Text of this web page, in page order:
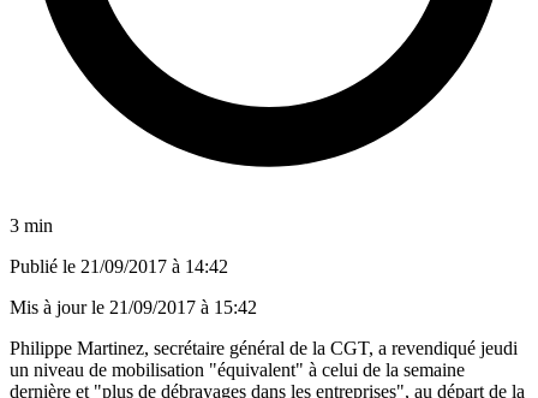
3 min
Publié le 21/09/2017 à 14:42
Mis à jour le 21/09/2017 à 15:42
Philippe Martinez, secrétaire général de la CGT, a revendiqué jeudi
un niveau de mobilisation "équivalent" à celui de la semaine
dernière et "plus de débrayages dans les entreprises", au départ de la